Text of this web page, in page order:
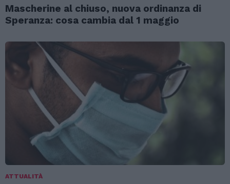
Mascherine al chiuso, nuova ordinanza di
Speranza: cosa cambia dal 1 maggio
ATTUALITÀ